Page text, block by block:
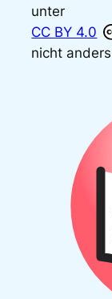
unter
CC BY 4.0
nicht